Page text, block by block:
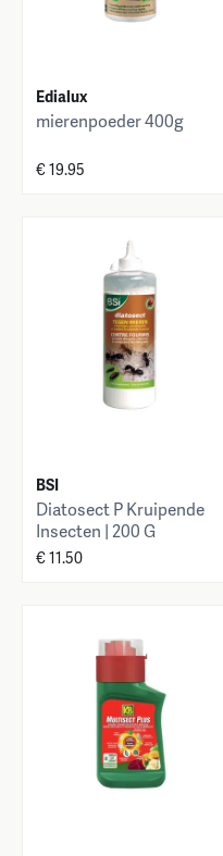
Edialux
mierenpoeder 400g
€ 19.95
BSI
Diatosect P Kruipende
Insecten | 200 G
€ 11.50